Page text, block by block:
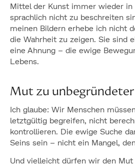
Mittel der Kunst immer wieder in
sprachlich nicht zu beschreiten
meinen Bildern erhebe ich nicht
die Wahrheit zu zeigen. Sie sind
eine Ahnung – die ewige
Lebens.
Mut zu
Ich glaube: Wir Menschen
letztgültig begreifen, nicht
kontrollieren. Die ewige Suche
Seins sein – nicht ein Mangel,
Und vielleicht dürfen wir den